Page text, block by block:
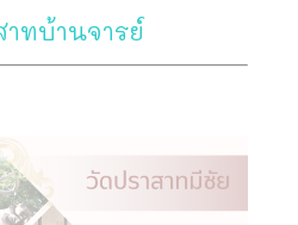
าทบ้านจารย์